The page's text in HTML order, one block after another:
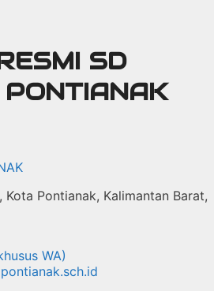
SD
Kota Pontianak, Kalimantan Barat,
WA)